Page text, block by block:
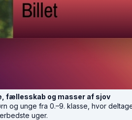
fællesskab og masser af sjov
og unge fra 0.–9. klasse, hvor
uger.